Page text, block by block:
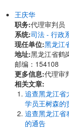
王庆华
职务:代理审判员
系统:司法 - 行政
现任单位:黑龙江
地址:黑龙江省鹤
邮编：154108
更多信息:代理审
相关文章:
追查黑龙江省
学员王树森的
追查黑龙江省
的通告